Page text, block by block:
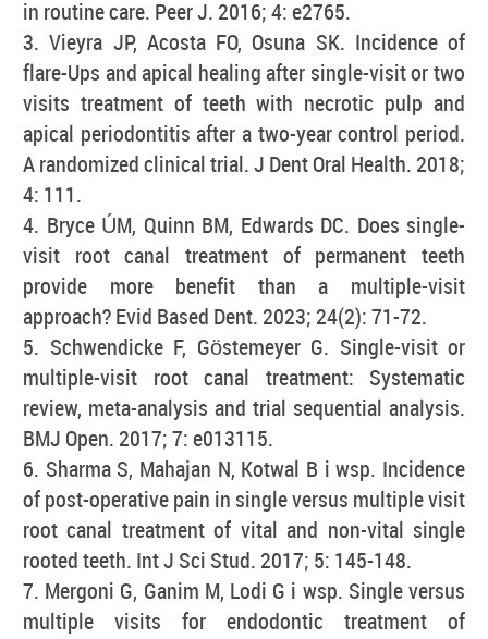
in routine care. Peer J. 2016; 4: e2765.
3. Vieyra JP, Acosta FO, Osuna SK. Incidence of
flare-Ups and apical healing after single-visit or two
visits treatment of teeth with necrotic pulp and
apical periodontitis after a two-year control period.
A randomized clinical trial. J Dent Oral Health. 2018;
4: 111.
4. Bryce ÚM, Quinn BM, Edwards DC. Does single-
visit root canal treatment of permanent teeth
provide more benefit than a multiple-visit
approach? Evid Based Dent. 2023; 24(2): 71-72.
5. Schwendicke F, Göstemeyer G. Single-visit or
multiple-visit root canal treatment: Systematic
review, meta-analysis and trial sequential analysis.
BMJ Open. 2017; 7: e013115.
6. Sharma S, Mahajan N, Kotwal B i wsp. Incidence
of post-operative pain in single versus multiple visit
root canal treatment of vital and non-vital single
rooted teeth. Int J Sci Stud. 2017; 5: 145-148.
7. Mergoni G, Ganim M, Lodi G i wsp. Single versus
multiple visits for endodontic treatment of